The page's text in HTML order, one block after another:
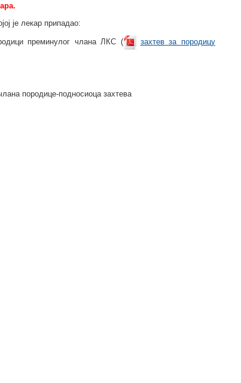
је лекар припадао:
преминулог члана ЛКС (
захтев за породицу
породице-подносиоца захтева